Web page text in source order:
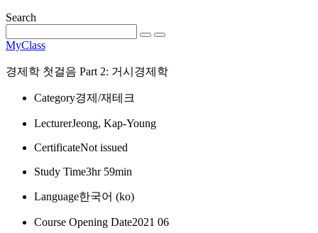
Search
MyClass
경제학 첫걸음 Part 2: 거시경제학
Category경제/재테크
LecturerJeong, Kap-Young
CertificateNot issued
Study Time3hr 59min
Language한국어 ‎(ko)‎
Course Opening Date2021 06